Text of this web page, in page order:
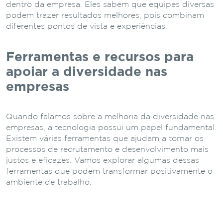
dentro da empresa. Eles sabem que equipes diversas
podem trazer resultados melhores, pois combinam
diferentes pontos de vista e experiências.
Ferramentas e recursos para
apoiar a diversidade nas
empresas
Quando falamos sobre a melhoria da diversidade nas
empresas, a tecnologia possui um papel fundamental.
Existem várias ferramentas que ajudam a tornar os
processos de recrutamento e desenvolvimento mais
justos e eficazes. Vamos explorar algumas dessas
ferramentas que podem transformar positivamente o
ambiente de trabalho.